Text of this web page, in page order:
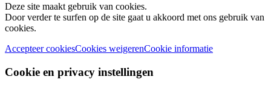
Deze site maakt gebruik van cookies.
Door verder te surfen op de site gaat u akkoord met ons gebruik van
cookies.
Accepteer cookiesCookies weigerenCookie informatie
Cookie en privacy instellingen